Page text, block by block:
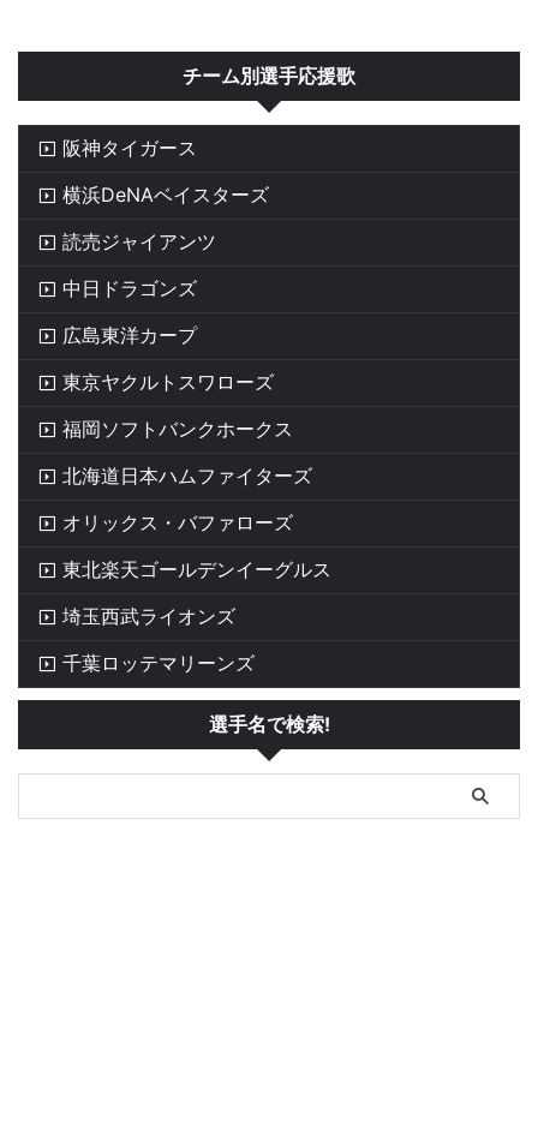
チーム別選手応援歌
阪神タイガース
横浜DeNAベイスターズ
読売ジャイアンツ
中日ドラゴンズ
広島東洋カープ
東京ヤクルトスワローズ
福岡ソフトバンクホークス
北海道日本ハムファイターズ
オリックス・バファローズ
東北楽天ゴールデンイーグルス
埼玉西武ライオンズ
千葉ロッテマリーンズ
選手名で検索!